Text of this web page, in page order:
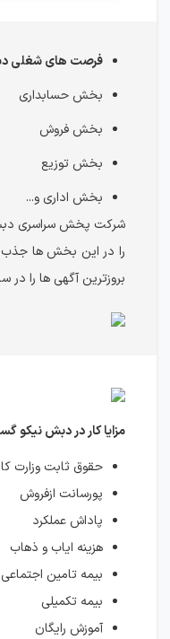
فرصت های شغلی
بخش حسابداری
بخش فروش
بخش توزیع
بخش اداری و...
شرکت پخش سراسری دبش
را در این بخش ها جذب
بروزترین آگهی ها را در
مزایا کار در دبش نیکو
حقوق ثابت وزارت
پورسانت ازفروش
پاداش عملکرد
هزینه ایاب و ذهاب
بیمه تامین اجتماعی
بیمه تکمیلی
آموزش رایگان